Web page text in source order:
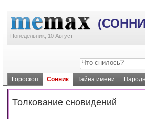
Понедельник, 10 Август
Гороскоп Сонник Тайна имени
Толкование сновидений